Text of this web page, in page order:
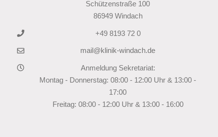
Schützenstraße 100
86949 Windach
+49 8193 72 0
mail@klinik-windach.de
Anmeldung Sekretariat:
Montag - Donnerstag: 08:00 - 12:00 Uhr & 13:00 -
17:00
Freitag: 08:00 - 12:00 Uhr & 13:00 - 16:00